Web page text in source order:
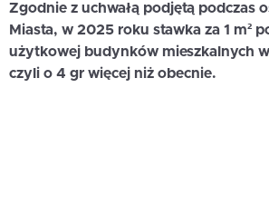
Zgodnie z uchwałą podjętą podczas
Miasta, w 2025 roku stawka za 1 m²
użytkowej budynków mieszkalnych
czyli o 4 gr więcej niż obecnie.